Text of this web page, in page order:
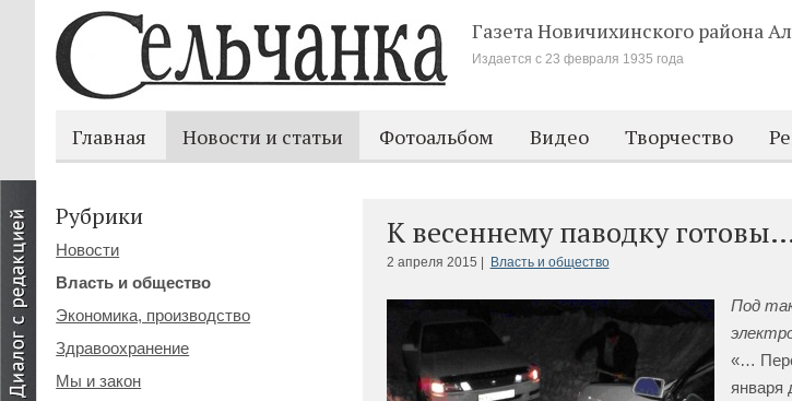
Газета Новичихинского района
Издается с 23 февраля 1935 года
Главная Новости и статьи Фотоальбом Видео Творчество
К весеннему паводку
2 апреля 2015 | Власть и общество
Под
«…
января
Рубрики
Новости
Власть и общество
Экономика, производство
Здравоохранение
Мы и закон